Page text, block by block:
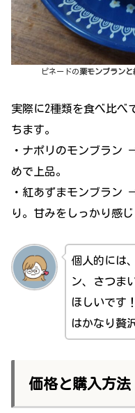
ピネードの栗モンブラン
実際に2種類を食べ比べ
ちます。
・ナポリのモンブラン
めで上品。
・紅あずまモンブラン
り。甘みをしっかり感じ
個人的には
ン、さつま
ほしいです
はかなり贅
価格と購入方法